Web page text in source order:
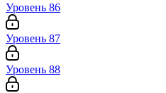
Уровень 86
Уровень 87
Уровень 88